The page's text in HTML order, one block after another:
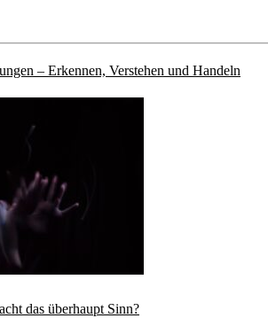
– Erkennen, Verstehen und Handeln
das überhaupt Sinn?